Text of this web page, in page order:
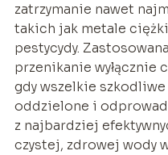
zatrzymanie nawet
takich jak metale
pestycydy.
przenikanie wyłącznie
gdy wszelkie
oddzielone i
z najbardziej
czystej, zdrowej wody